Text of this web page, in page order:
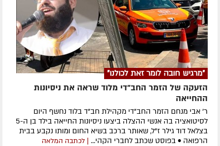
"מרגיש חובה לומר זאת לכולנו"
הזעקה של הזמר החב"די מלוד שראה את ניסיונות
ההחייאה
ר' אבי מנחם הזמר החב"די מקהילת חב"ד בלוד נחשף היום
לסיטואציה בה אנשי ההצלה ביצעו ניסיונות החייאה בילד בן ה-5
בצלאל דוד גילר ז"ל, שאותר ברכב בשיא החום ומותו נקבע בבית
הרפואה • בפוסט שכתב לחברי הקהי... | לכתבה המלאה